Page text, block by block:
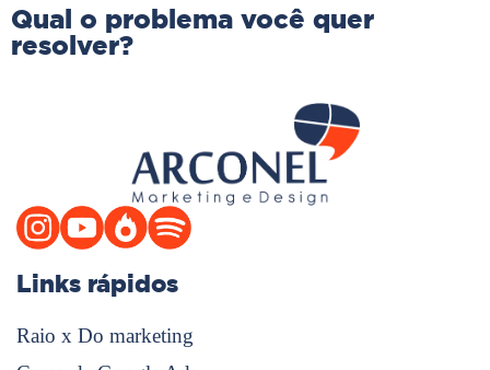
Qual o problema você quer
resolver?
Links rápidos
Raio x Do marketing